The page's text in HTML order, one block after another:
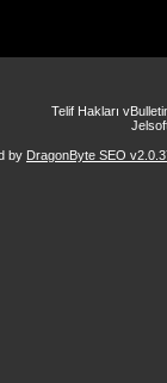
Telif Hakları
by DragonByte SEO